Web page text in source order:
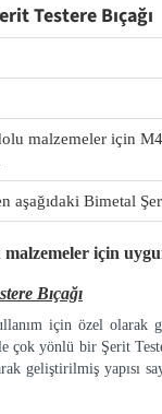
Testere Bıçağı
malzemeler için
aşağıdaki Bimetal
için
Bıçağı
için özel olarak
çok yönlü bir Şerit
geliştirilmiş yapısı